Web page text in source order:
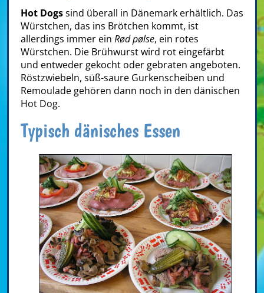
Hot Dogssind überall in Dänemark erhältlich. Das
Würstchen, das ins Brötchen kommt, ist
allerdings immer ein Rød pølse, ein rotes
Würstchen. Die Brühwurst wird rot eingefärbt
und entweder gekocht oder gebraten angeboten.
Röstzwiebeln, süß-saure Gurkenscheiben und
Remoulade gehören dann noch in den dänischen
Hot Dog.
Typisch dänisches Essen